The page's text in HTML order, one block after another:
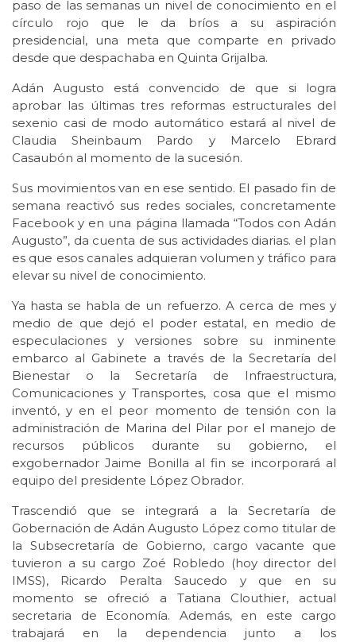
paso de las semanas un nivel de conocimiento en el
círculo rojo que le da bríos a su aspiración
presidencial, una meta que comparte en privado
desde que despachaba en Quinta Grijalba.
Adán Augusto está convencido de que si logra
aprobar las últimas tres reformas estructurales del
sexenio casi de modo automático estará al nivel de
Claudia Sheinbaum Pardo y Marcelo Ebrard
Casaubón al momento de la sucesión.
Sus movimientos van en ese sentido. El pasado fin de
semana reactivó sus redes sociales, concretamente
Facebook y en una página llamada “Todos con Adán
Augusto”, da cuenta de sus actividades diarias. el plan
es que esos canales adquieran volumen y tráfico para
elevar su nivel de conocimiento.
Ya hasta se habla de un refuerzo. A cerca de mes y
medio de que dejó el poder estatal, en medio de
especulaciones y versiones sobre su inminente
embarco al Gabinete a través de la Secretaría del
Bienestar o la Secretaría de Infraestructura,
Comunicaciones y Transportes, cosa que el mismo
inventó, y en el peor momento de tensión con la
administración de Marina del Pilar por el manejo de
recursos públicos durante su gobierno, el
exgobernador Jaime Bonilla al fin se incorporará al
equipo del presidente López Obrador.
Trascendió que se integrará a la Secretaría de
Gobernación de Adán Augusto López como titular de
la Subsecretaría de Gobierno, cargo vacante que
tuvieron a su cargo Zoé Robledo (hoy director del
IMSS), Ricardo Peralta Saucedo y que en su
momento se ofreció a Tatiana Clouthier, actual
secretaria de Economía. Además, en este cargo
trabajará en la dependencia junto a los